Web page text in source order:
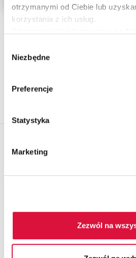
otrzymanymi od Ciebie lub
korzystania z ich usług.
Gdańsk (80-339) adres: Dickmana
informacji o przetwarzaniu
prywatności.
zgody
Niezbędne
Preferencje
Statystyka
Marketing
Zezwól na
MATERIAŁY PUBLIKOWANE
ORAZ POWSTAŁY W
REKLAMOWEJ Z